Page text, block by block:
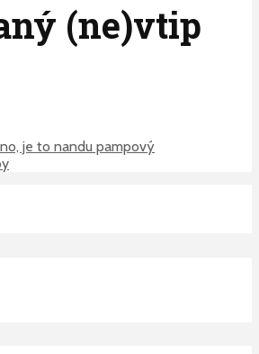
(ne)vtip
je to nandu pampový